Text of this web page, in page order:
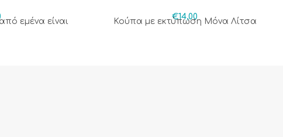
εμένα είναι
€14,00
Κούπα με εκτύπωση Μόνα Λίτσα